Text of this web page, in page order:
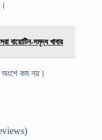
বায়োটিন-সমৃদ্ধ খাবার
অংশে কম নয়।